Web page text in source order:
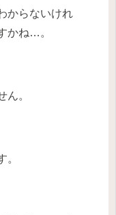
からないけれ
かね…。
ん。
。